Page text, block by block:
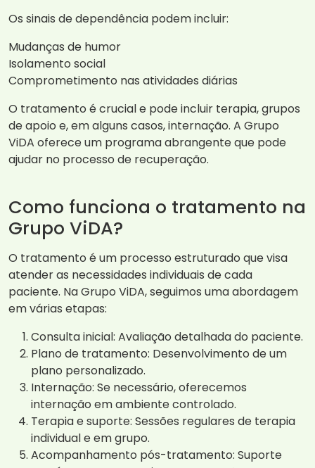
Os sinais de dependência podem incluir:
Mudanças de humor
Isolamento social
Comprometimento nas atividades diárias
O tratamento é crucial e pode incluir terapia, grupos
de apoio e, em alguns casos, internação. A Grupo
ViDA oferece um programa abrangente que pode
ajudar no processo de recuperação.
Como funciona o tratamento na
Grupo ViDA?
O tratamento é um processo estruturado que visa
atender as necessidades individuais de cada
paciente. Na Grupo ViDA, seguimos uma abordagem
em várias etapas:
Consulta inicial: Avaliação detalhada do paciente.
Plano de tratamento: Desenvolvimento de um
plano personalizado.
Internação: Se necessário, oferecemos
internação em ambiente controlado.
Terapia e suporte: Sessões regulares de terapia
individual e em grupo.
Acompanhamento pós-tratamento: Suporte